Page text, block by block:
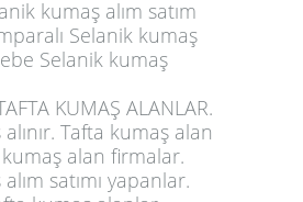
kumaş alım satım
Selanik kumaş
Selanik kumaş
KUMAŞ ALANLAR.
Tafta kumaş alan
alan firmalar.
satımı yapanlar.